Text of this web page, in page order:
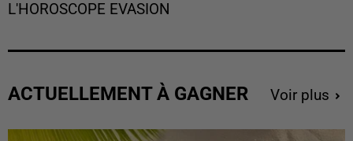
L'HOROSCOPE EVASION
ACTUELLEMENT À GAGNER Voir plus